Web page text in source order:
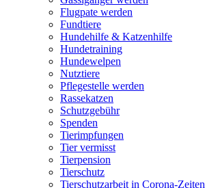
Flugpate werden
Fundtiere
Hundehilfe & Katzenhilfe
Hundetraining
Hundewelpen
Nutztiere
Pflegestelle werden
Rassekatzen
Schutzgebühr
Spenden
Tierimpfungen
Tier vermisst
Tierpension
Tierschutz
Tierschutzarbeit in Corona-Zeiten